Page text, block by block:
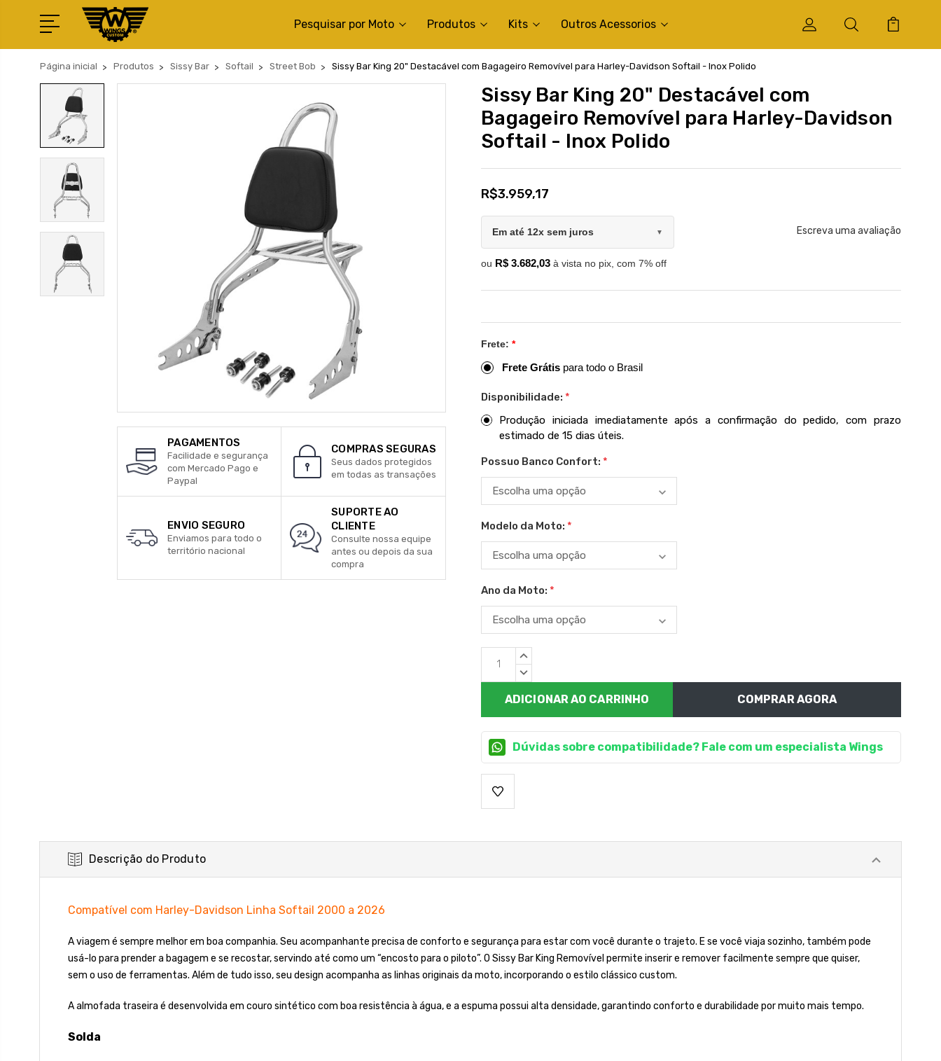
Pesquisar por Moto Produtos Kits Outros Acessorios
Página inicial Produtos Sissy Bar Softail Street Bob Sissy Bar King 20" Destacável com Bagageiro Removível para Harley-Davidson Softail - Inox Polido
PAGAMENTOS
Facilidade e segurança
com Mercado Pago e
Paypal
COMPRAS SEGURAS
Seus dados protegidos
em todas as transações
ENVIO SEGURO
Enviamos para todo o
território nacional
SUPORTE AO
CLIENTE
Consulte nossa equipe
antes ou depois da sua
compra
Sissy Bar King 20" Destacável com
Bagageiro Removível para Harley-Davidson
Softail - Inox Polido
R$3.959,17
Em até 12x sem juros ▼
ou R$ 3.682,03 à vista no pix, com 7% off
Escreva uma avaliação
Frete: *
Frete Grátis para todo o Brasil
Disponibilidade: *
Produção iniciada imediatamente após a confirmação do pedido, com prazo
estimado de 15 dias úteis.
Possuo Banco Confort: *
Modelo da Moto: *
Ano da Moto: *
Estoque
atual:
QUANTIDADE
QUANTIDADE
COMPRAR AGORA
Dúvidas sobre compatibilidade? Fale com um especialista Wings
Descrição do Produto
Compatível com Harley-Davidson Linha Softail 2000 a 2026
A viagem é sempre melhor em boa companhia. Seu acompanhante precisa de conforto e segurança para estar com você durante o trajeto. E se você viaja sozinho, também pode
usá-lo para prender a bagagem e se recostar, servindo até como um “encosto para o piloto”. O Sissy Bar King Removível permite inserir e remover facilmente sempre que quiser,
sem o uso de ferramentas. Além de tudo isso, seu design acompanha as linhas originais da moto, incorporando o estilo clássico custom.
A almofada traseira é desenvolvida em couro sintético com boa resistência à água, e a espuma possui alta densidade, garantindo conforto e durabilidade por muito mais tempo.
Solda